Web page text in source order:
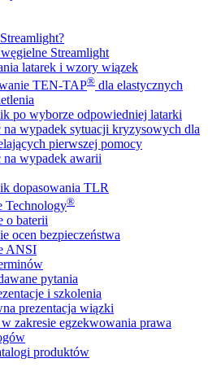
Streamlight
latarek i wzory wiązek
TEN-TAP® dla elastycznych
po wyborze odpowiedniej latarki
na wypadek sytuacji kryzysowych dla
pierwszej pomocy
na wypadek awarii
dopasowania TLR
Technology®
o baterii
ocen bezpieczeństwa
ANSI
pytania
i szkolenia
prezentacja wiązki
zakresie egzekwowania prawa
produktów